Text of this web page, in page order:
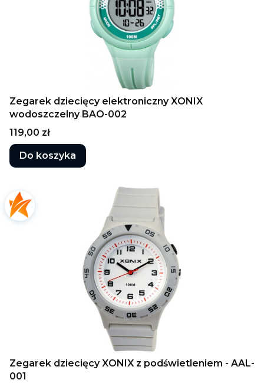
Zegarek dziecięcy elektroniczny XONIX
wodoszczelny BAO-002
Cena
119,00 zł
Do koszyka
Zegarek dziecięcy XONIX z podświetleniem - AAL-
001